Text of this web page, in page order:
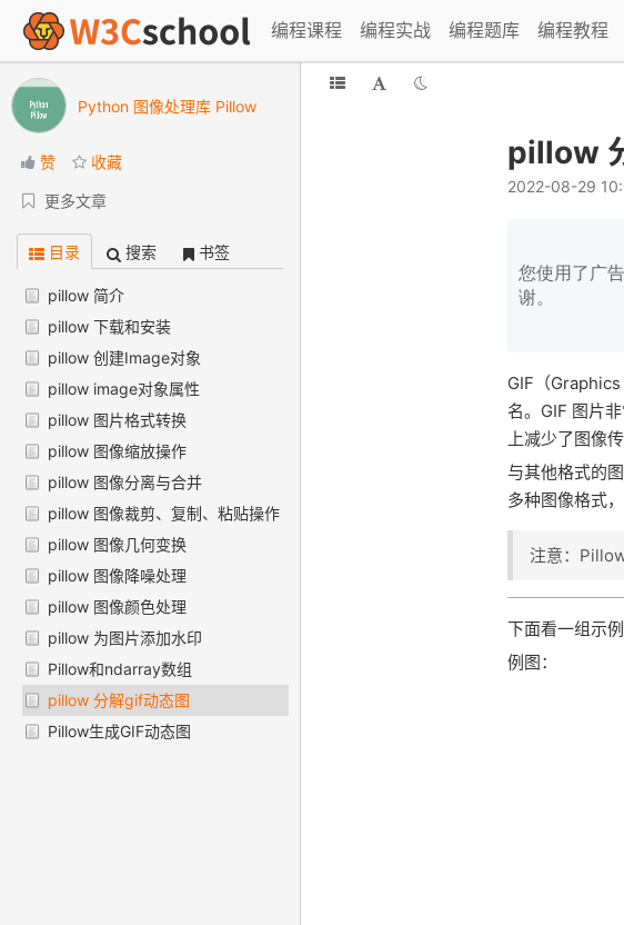
编程课程 编程实战 编程题库 编程教程
Python 图像处理库 Pillow
赞 收藏
更多文章
目录 搜索 书签
pillow 简介
pillow 下载和安装
pillow 创建Image对象
pillow image对象属性
pillow 图片格式转换
pillow 图像缩放操作
pillow 图像分离与合并
pillow 图像裁剪、复制、粘贴操作
pillow 图像几何变换
pillow 图像降噪处理
pillow 图像颜色处理
pillow 为图片添加水印
Pillow和ndarray数组
pillow 分解gif动态图
Pillow生成GIF动态图
pillow
2022-08-29
您使用了广
谢。
GIF（
名。GIF 图片
上减少了图像
与其他格式的
多种图像格式
注意：
下面看一组示
例图：